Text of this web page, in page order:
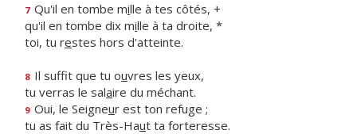
7 Qu'il en tombe mille à tes côtés, +
qu'il en tombe dix mille à ta droite, *
toi, tu restes hors d'atteinte.
8 Il suffit que tu ouvres les yeux,
tu verras le salaire du méchant.
9 Oui, le Seigneur est ton refuge ;
tu as fait du Très-Haut ta forteresse.